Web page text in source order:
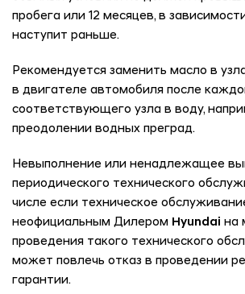
пробега или 12 месяцев, в
наступит раньше.
Рекомендуется заменить масло в
в двигателе автомобиля после
соответствующего узла в воду,
преодолении водных преград.
Невыполнение или ненадлежащее
периодического технического
числе если техническое
неофициальным Дилером Hyundai на
проведения такого технического
может повлечь отказ в проведении
гарантии.